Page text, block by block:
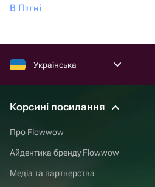
В Птгні
Українська
Корсині посилання
Про Flowwow
Айдентика бренду Flowwow
Медіа та партнерства